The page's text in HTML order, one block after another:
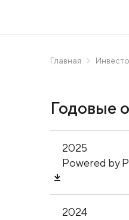
Главная
Годовые
2025
Powered by
2024